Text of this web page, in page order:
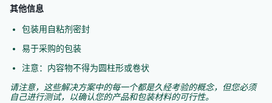
其他信息
包装用自粘剂密封
易于采购的包装
注意：内容物不得为圆柱形或卷状
请注意，这些解决方案中的每一个都是久经考验的概念，但您必须
自己进行测试，以确认您的产品和包装材料的可行性。